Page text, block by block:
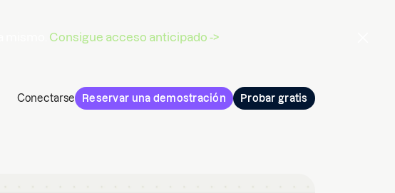
Consigue acceso anticipado ->
Conectarse Reservar una demostración Probar gratis